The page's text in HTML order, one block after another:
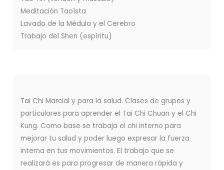
Meditación Taoísta
Lavado de la Médula y el Cerebro
Trabajo del Shen (espíritu)
Tai Chi Marcial y para la salud. Clases de grupos y
particulares para aprender el Tai Chi Chuan y el Chi
Kung. Como base se trabaja el chi interno para
mejorar tu salud y poder luego expresar la fuerza
interna en tus movimientos. El trabajo que se
realizará es para progresar de manera rápida y